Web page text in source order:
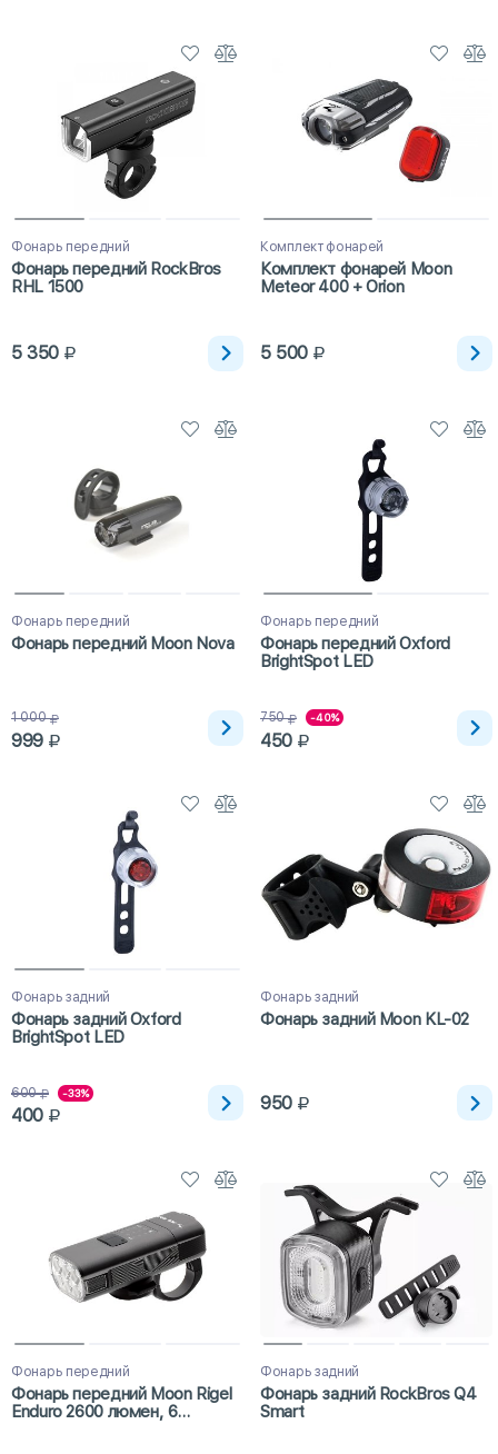
Фонарь передний
Фонарь передний RockBros
RHL 1500
5 350
Комплект фонарей
Комплект фонарей Moon
Meteor 400 + Orion
5 500
Фонарь передний
Фонарь передний Moon Nova
1 000
999
Фонарь передний
Фонарь передний Oxford
BrightSpot LED
750 -40%
450
Фонарь задний
Фонарь задний Oxford
BrightSpot LED
600 -33%
400
Фонарь задний
Фонарь задний Moon KL-02
950
Фонарь передний
Фонарь передний Moon Rigel
Enduro 2600 люмен, 6
Фонарь задний
Фонарь задний RockBros Q4
Smart